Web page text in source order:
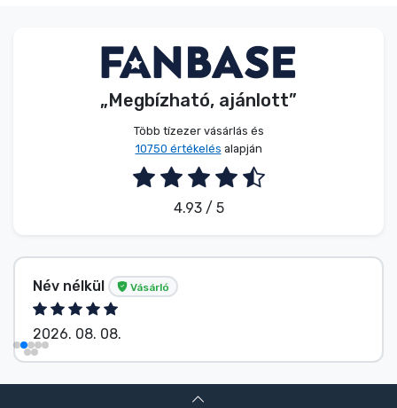
„Megbízható, ajánlott”
Több tízezer vásárlás és
10750 értékelés alapján
4.93 / 5
Név nélkül Vásárló
2026. 08. 08.